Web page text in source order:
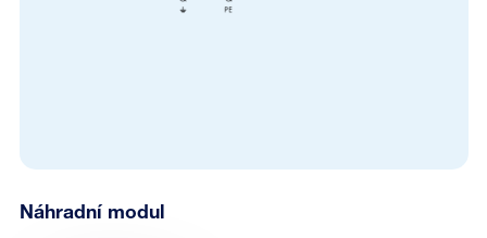
Náhradní modul